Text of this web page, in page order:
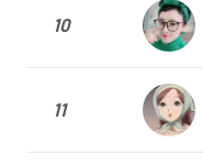
10
11